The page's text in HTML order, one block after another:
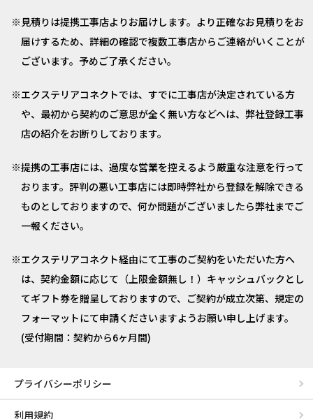
見積りは提携工事店よりお届けします。より正確なお見積りをお
届けするため、詳細の確認で複数工事店からご連絡がいくことが
ございます。予めご了承ください。
エクステリアコネクトでは、すでに工事店が決定されている方
や、最初から契約のご意思が全く無い方などへは、弊社登録工事
店の紹介をお断りしております。
提携の工事店には、過度な営業を控えるよう厳重な注意を行って
おります。評判の悪い工事店には即時弊社から登録を解除できる
ものとしておりますので、何か問題がございましたら弊社までご
一報ください。
エクステリアコネクト経由にて工事のご契約をいただいた方へ
は、契約金額に応じて（上限金額無し！）キャッシュバックとし
てギフト券を贈呈しておりますので、ご契約が成立次第、規定の
フォーマットにて申請くださいますようお願い申し上げます。
(受付期間：契約から6ヶ月間)
プライバシーポリシー
利用規約